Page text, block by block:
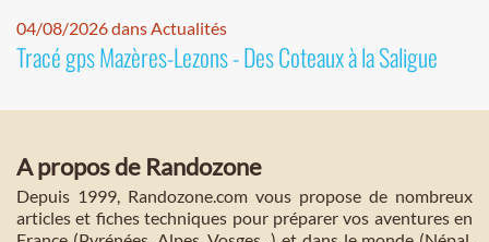
04/08/2026 dans Actualités
Tracé gps Mazères-Lezons - Des Coteaux à la Saligue
A propos de Randozone
Depuis 1999, Randozone.com vous propose de nombreux
articles et fiches techniques pour préparer vos aventures en